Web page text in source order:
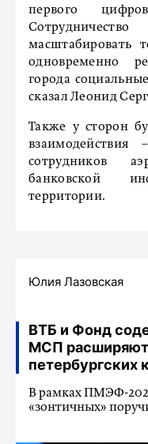
первого
масштабировать
одновременно
города
сказал Леонид
Также у сторон
сотрудников
банковской
территории.
Юлия Лазовская
ВТБ и Фонд
МСП расширяют
петербургских
В рамках ПМЭФ-
«зонтичных»